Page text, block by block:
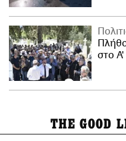
στο
THE GOOD